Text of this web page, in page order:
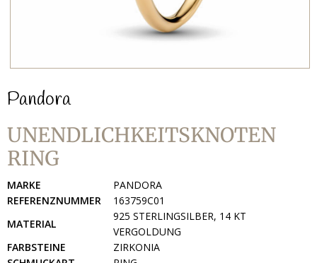
Pandora
UNENDLICHKEITSKNOTEN
RING
MARKE
PANDORA
REFERENZNUMMER
163759C01
MATERIAL
925 STERLINGSILBER, 14 KT
VERGOLDUNG
FARBSTEINE
ZIRKONIA